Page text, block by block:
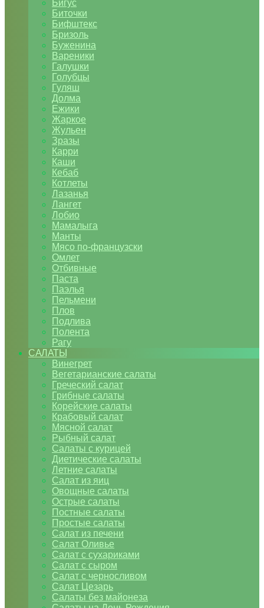
Бигус
Биточки
Бифштекс
Бризоль
Буженина
Вареники
Галушки
Голубцы
Гуляш
Долма
Ежики
Жаркое
Жульен
Зразы
Карри
Каши
Кебаб
Котлеты
Лазанья
Лангет
Лобио
Мамалыга
Манты
Мясо по-французски
Омлет
Отбивные
Паста
Паэлья
Пельмени
Плов
Подлива
Полента
Рагу
САЛАТЫ
Винегрет
Вегетарианские салаты
Греческий салат
Грибные салаты
Корейские салаты
Крабовый салат
Мясной салат
Рыбный салат
Салаты с курицей
Диетические салаты
Летние салаты
Салат из яиц
Овощные салаты
Острые салаты
Постные салаты
Простые салаты
Салат из печени
Салат Оливье
Салат с сухариками
Салат с сыром
Салат с черносливом
Салат Цезарь
Салаты без майонеза